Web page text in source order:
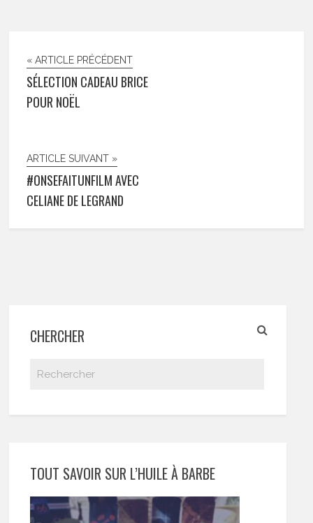
« ARTICLE PRÉCÉDENT
SÉLECTION CADEAU BRICE
POUR NOËL
ARTICLE SUIVANT »
#ONSEFAITUNFILM AVEC
CELIANE DE LEGRAND
CHERCHER
TOUT SAVOIR SUR L’HUILE À BARBE